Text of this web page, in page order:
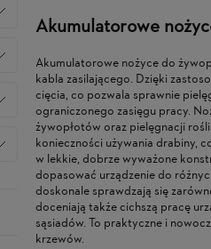
Akumulatorowe
Akumulatorowe nożyce do
kabla zasilającego. Dzięki
cięcia, co pozwala sprawnie
ograniczonego zasięgu pracy.
żywopłotów oraz pielęgnacji
konieczności używania drabiny,
w lekkie, dobrze wyważone
dopasować urządzenie do
doskonale sprawdzają się
doceniają także cichszą pracę
sąsiadów. To praktyczne i
krzewów.